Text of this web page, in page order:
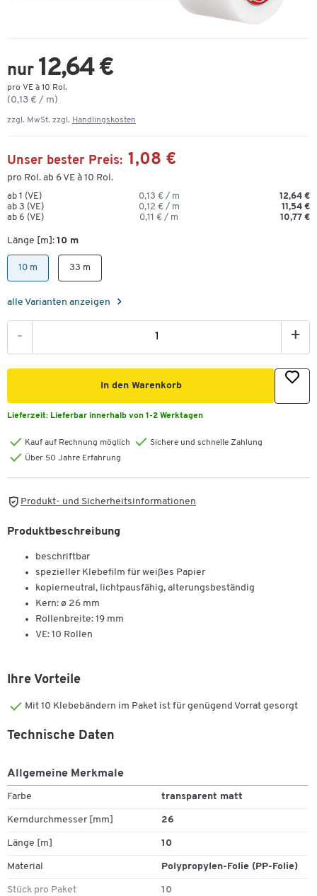
nur 12,64 €
pro VE à 10 Rol.
(0,13 € / m)
zzgl. MwSt. zzgl. Handlingskosten
Unser bester Preis: 1,08 €
pro Rol. ab 6 VE à 10 Rol.
ab 1 (VE) 0,13 € / m
12,64 €
ab 3 (VE)
0,12 € / m
11,54 €
ab 6 (VE)
0,11 € / m 10,77 €
Länge [m]: 10 m
10 m 33 m
alle Varianten anzeigen
- +
In den Warenkorb
Lieferzeit: Lieferbar innerhalb von 1-2 Werktagen
Kauf auf Rechnung möglich
Sichere und schnelle Zahlung
Über 50 Jahre Erfahrung
Produkt- und Sicherheitsinformationen
Produktbeschreibung
beschriftbar
spezieller Klebefilm für weißes Papier
kopierneutral, lichtpausfähig, alterungsbeständig
Kern: ø 26 mm
Rollenbreite: 19 mm
VE: 10 Rollen
Ihre Vorteile
Mit 10 Klebebändern im Paket ist für genügend Vorrat gesorgt
Technische Daten
Allgemeine Merkmale
Farbe transparent matt
Kerndurchmesser [mm] 26
Länge [m] 10
Material Polypropylen-Folie (PP-Folie)
Stück pro Paket 10